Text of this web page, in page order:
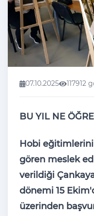
07.10.2025 117912
BU YIL NE
Hobi
gören meslek
verildiği
dönemi 15
üzerinden